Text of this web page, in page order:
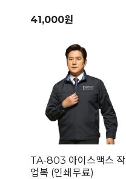
41,000원
TA-803 아이스맥스 작
업복 (인쇄무료)